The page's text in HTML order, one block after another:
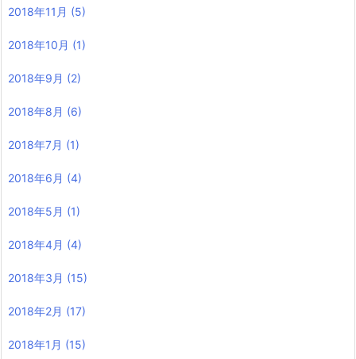
2018年11月 (5)
2018年10月 (1)
2018年9月 (2)
2018年8月 (6)
2018年7月 (1)
2018年6月 (4)
2018年5月 (1)
2018年4月 (4)
2018年3月 (15)
2018年2月 (17)
2018年1月 (15)